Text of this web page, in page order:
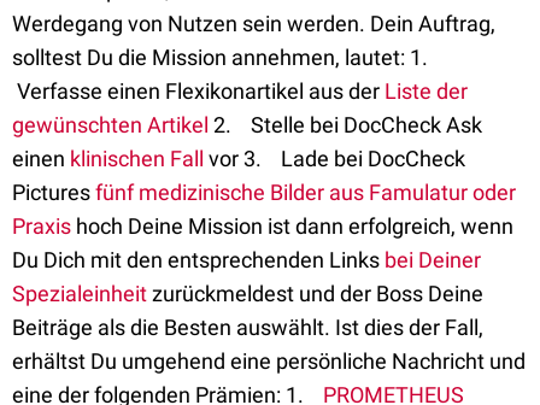
Werdegang von Nutzen sein werden. Dein Auftrag,
solltest Du die Mission annehmen, lautet: 1.
Verfasse einen Flexikonartikel aus der Liste der
gewünschten Artikel 2. Stelle bei DocCheck Ask
einen klinischen Fall vor 3. Lade bei DocCheck
Picturesfünf medizinische Bilder aus Famulatur oder
Praxis hoch Deine Mission ist dann erfolgreich, wenn
Du Dich mit den entsprechenden Links bei Deiner
Spezialeinheitzurückmeldest und der Boss Deine
Beiträge als die Besten auswählt. Ist dies der Fall,
erhältst Du umgehend eine persönliche Nachricht und
eine der folgenden Prämien: 1. PROMETHEUS